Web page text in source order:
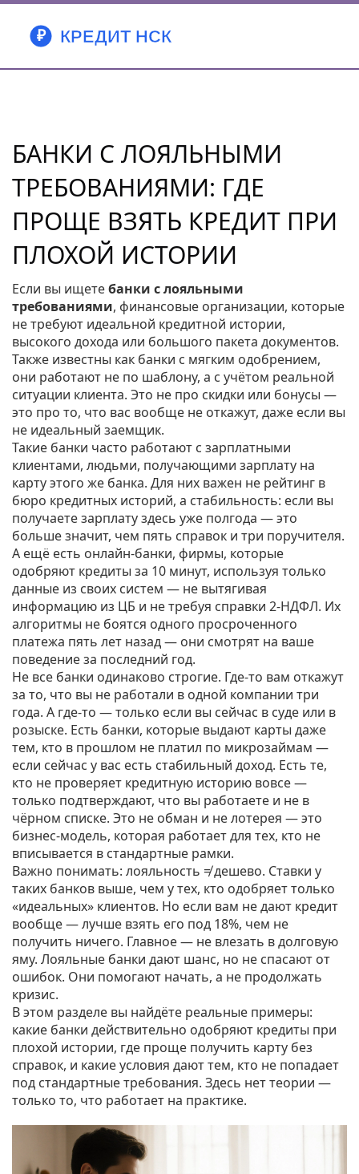
БАНКИ С ЛОЯЛЬНЫМИ
ТРЕБОВАНИЯМИ: ГДЕ
ПРОЩЕ ВЗЯТЬ КРЕДИТ ПРИ
ПЛОХОЙ ИСТОРИИ
Если вы ищетебанки с лояльными
требованиями, финансовые организации, которые
не требуют идеальной кредитной истории,
высокого дохода или большого пакета документов.
Также известны как банки с мягким одобрением,
они работают не по шаблону, а с учётом реальной
ситуации клиента. Это не про скидки или бонусы —
это про то, что вас вообще не откажут, даже если вы
не идеальный заемщик.
Такие банки часто работают с зарплатными
клиентами, людьми, получающими зарплату на
карту этого же банка. Для них важен не рейтинг в
бюро кредитных историй, а стабильность: если вы
получаете зарплату здесь уже полгода — это
больше значит, чем пять справок и три поручителя.
А ещё есть онлайн-банки, фирмы, которые
одобряют кредиты за 10 минут, используя только
данные из своих систем — не вытягивая
информацию из ЦБ и не требуя справки 2-НДФЛ. Их
алгоритмы не боятся одного просроченного
платежа пять лет назад — они смотрят на ваше
поведение за последний год.
Не все банки одинаково строгие. Где-то вам откажут
за то, что вы не работали в одной компании три
года. А где-то — только если вы сейчас в суде или в
розыске. Есть банки, которые выдают карты даже
тем, кто в прошлом не платил по микрозаймам —
если сейчас у вас есть стабильный доход. Есть те,
кто не проверяет кредитную историю вовсе —
только подтверждают, что вы работаете и не в
чёрном списке. Это не обман и не лотерея — это
бизнес-модель, которая работает для тех, кто не
вписывается в стандартные рамки.
Важно понимать: лояльность ≠ дешево. Ставки у
таких банков выше, чем у тех, кто одобряет только
«идеальных» клиентов. Но если вам не дают кредит
вообще — лучше взять его под 18%, чем не
получить ничего. Главное — не влезать в долговую
яму. Лояльные банки дают шанс, но не спасают от
ошибок. Они помогают начать, а не продолжать
кризис.
В этом разделе вы найдёте реальные примеры:
какие банки действительно одобряют кредиты при
плохой истории, где проще получить карту без
справок, и какие условия дают тем, кто не попадает
под стандартные требования. Здесь нет теории —
только то, что работает на практике.